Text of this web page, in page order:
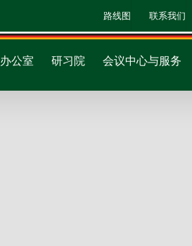
路线图 联系我们
办公室 研习院 会议中心与服务